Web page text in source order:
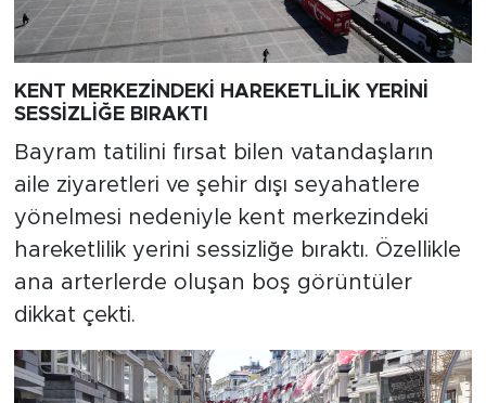
KENT MERKEZİNDEKİ HAREKETLİLİK YERİNİ
SESSİZLİĞE BIRAKTI
Bayram tatilini fırsat bilen vatandaşların
aile ziyaretleri ve şehir dışı seyahatlere
yönelmesi nedeniyle kent merkezindeki
hareketlilik yerini sessizliğe bıraktı. Özellikle
ana arterlerde oluşan boş görüntüler
dikkat çekti.